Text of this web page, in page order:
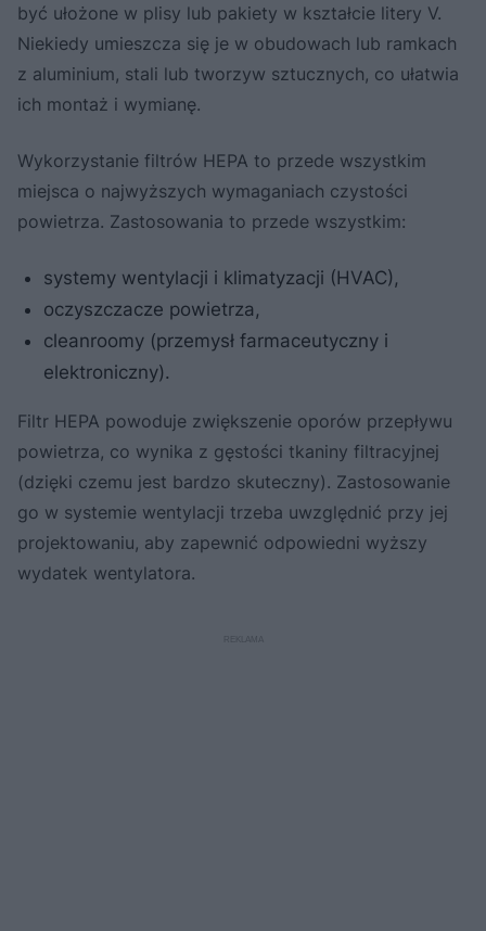
być ułożone w plisy lub pakiety w kształcie litery V.
Niekiedy umieszcza się je w obudowach lub ramkach
z aluminium, stali lub tworzyw sztucznych, co ułatwia
ich montaż i wymianę.
Wykorzystanie filtrów HEPA to przede wszystkim
miejsca o najwyższych wymaganiach czystości
powietrza. Zastosowania to przede wszystkim:
systemy wentylacji i klimatyzacji (HVAC),
oczyszczacze powietrza,
cleanroomy (przemysł farmaceutyczny i
elektroniczny).
Filtr HEPA powoduje zwiększenie oporów przepływu
powietrza, co wynika z gęstości tkaniny filtracyjnej
(dzięki czemu jest bardzo skuteczny). Zastosowanie
go w systemie wentylacji trzeba uwzględnić przy jej
projektowaniu, aby zapewnić odpowiedni wyższy
wydatek wentylatora.